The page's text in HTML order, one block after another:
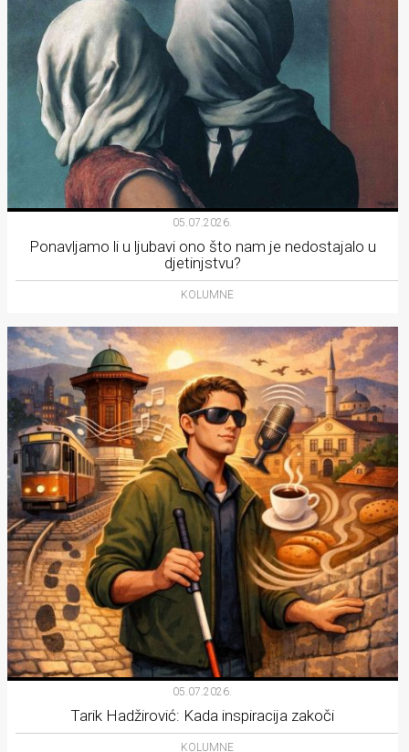
05.07.2026.
Ponavljamo li u ljubavi ono što nam je nedostajalo u
djetinjstvu?
KOLUMNE
05.07.2026.
Tarik Hadžirović: Kada inspiracija zakoči
KOLUMNE